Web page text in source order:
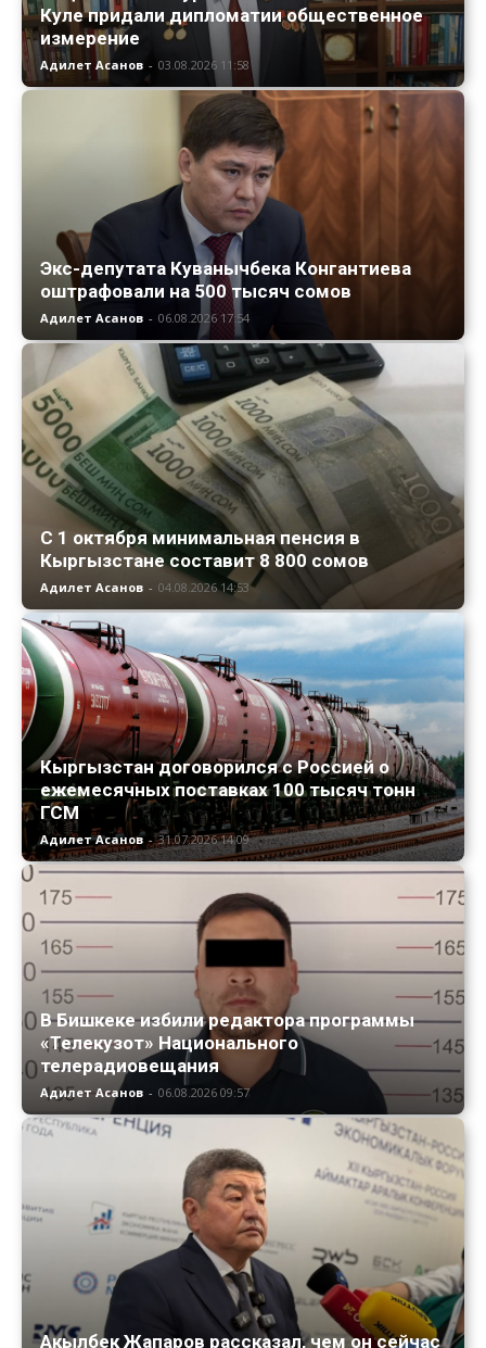
Куле придали дипломатии общественное
измерение
Адилет Асанов - 03.08.2026 11:58
Экс-депутата Куванычбека Конгантиева
оштрафовали на 500 тысяч сомов
Адилет Асанов - 06.08.2026 17:54
С 1 октября минимальная пенсия в
Кыргызстане составит 8 800 сомов
Адилет Асанов - 04.08.2026 14:53
Кыргызстан договорился с Россией о
ежемесячных поставках 100 тысяч тонн
ГСМ
Адилет Асанов - 31.07.2026 14:09
В Бишкеке избили редактора программы
«Телекузот» Национального
телерадиовещания
Адилет Асанов - 06.08.2026 09:57
Акылбек Жапаров рассказал, чем он сейчас